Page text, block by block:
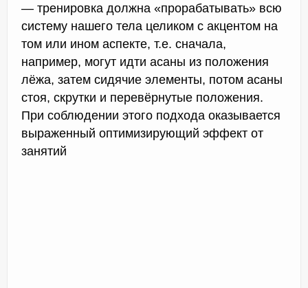
— тренировка должна «прорабатывать» всю
систему нашего тела целиком с акцентом на
том или ином аспекте, т.е. сначала,
например, могут идти асаны из положения
лёжа, затем сидячие элементы, потом асаны
стоя, скрутки и перевёрнутые положения.
При соблюдении этого подхода оказывается
выраженный оптимизирующий эффект от
занятий